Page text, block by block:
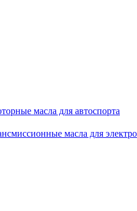
масла для автоспорта
масла для